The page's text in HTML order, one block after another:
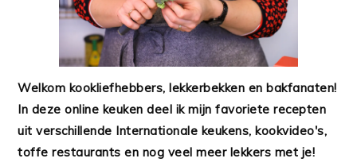
Welkom kookliefhebbers, lekkerbekken en bakfanaten!
In deze online keuken deel ik mijn favoriete recepten
uit verschillende Internationale keukens, kookvideo's,
toffe restaurants en nog veel meer lekkers met je!